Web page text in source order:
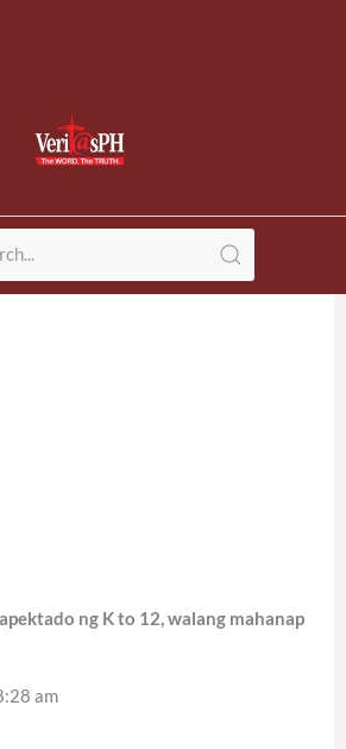
ng K to 12, walang mahanap
am